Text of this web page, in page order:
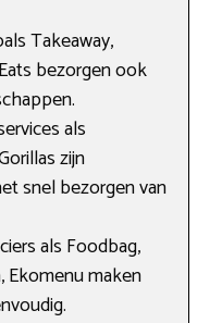
Takeaway,
bezorgen ook
als
zijn
snel bezorgen van
als Foodbag,
Ekomenu maken